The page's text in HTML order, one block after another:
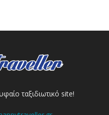
ταξιδιωτικό site!